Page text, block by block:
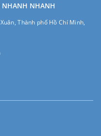
NHANH NHANH
Thành phố Hồ Chí Minh,